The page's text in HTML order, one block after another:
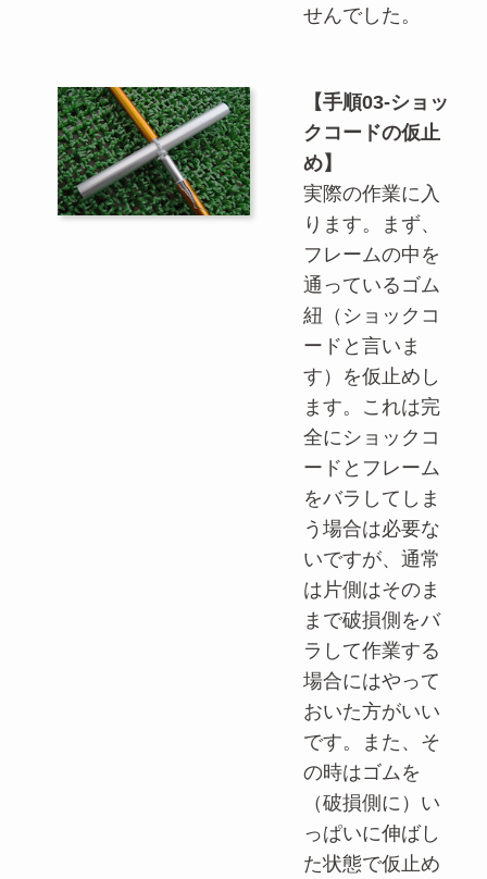
せんでした。
【手順03-ショッ
クコードの仮止
め】
実際の作業に入
ります。まず、
フレームの中を
通っているゴム
紐（ショックコ
ードと言いま
す）を仮止めし
ます。これは完
全にショックコ
ードとフレーム
をバラしてしま
う場合は必要な
いですが、通常
は片側はそのま
まで破損側をバ
ラして作業する
場合にはやって
おいた方がいい
です。また、そ
の時はゴムを
（破損側に）い
っぱいに伸ばし
た状態で仮止め